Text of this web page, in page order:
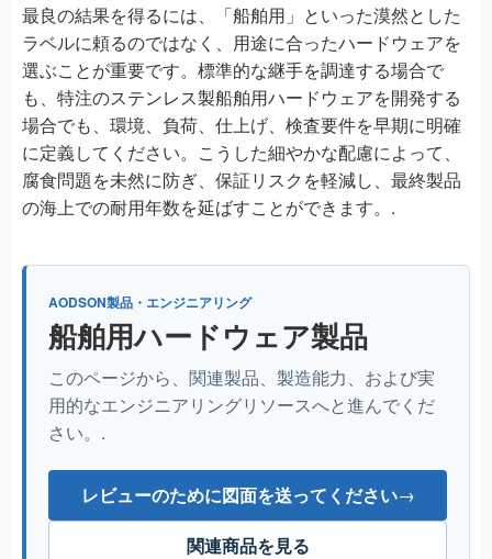
最良の結果を得るには、「船舶用」といった漠然とした
ラベルに頼るのではなく、用途に合ったハードウェアを
選ぶことが重要です。標準的な継手を調達する場合で
も、特注のステンレス製船舶用ハードウェアを開発する
場合でも、環境、負荷、仕上げ、検査要件を早期に明確
に定義してください。こうした細やかな配慮によって、
腐食問題を未然に防ぎ、保証リスクを軽減し、最終製品
の海上での耐用年数を延ばすことができます。.
AODSON製品・エンジニアリング
船舶用ハードウェア製品
このページから、関連製品、製造能力、および実
用的なエンジニアリングリソースへと進んでくだ
さい。.
レビューのために図面を送ってください→
関連商品を見る